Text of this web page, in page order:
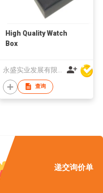
High Quality Watch
Box
查询
递交询价单